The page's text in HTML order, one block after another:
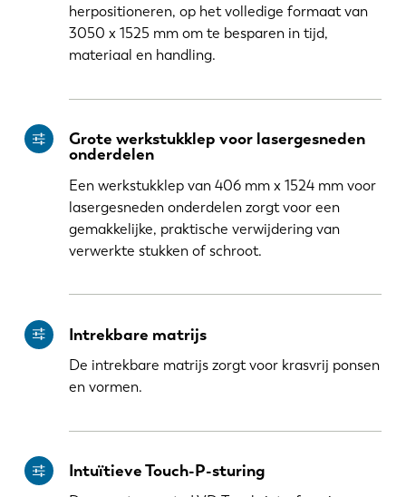
herpositioneren, op het volledige formaat van
3050 x 1525 mm om te besparen in tijd,
materiaal en handling.
Grote werkstukklep voor lasergesneden
onderdelen
Een werkstukklep van 406 mm x 1524 mm voor
lasergesneden onderdelen zorgt voor een
gemakkelijke, praktische verwijdering van
verwerkte stukken of schroot.
Intrekbare matrijs
De intrekbare matrijs zorgt voor krasvrij ponsen
en vormen.
Intuïtieve Touch-P-sturing